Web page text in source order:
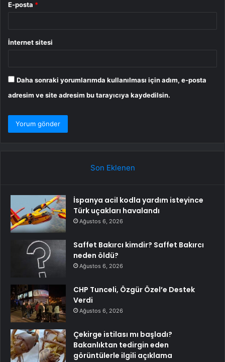
E-posta *
İnternet sitesi
Daha sonraki yorumlarımda kullanılması için adım, e-posta
adresim ve site adresim bu tarayıcıya kaydedilsin.
Son Eklenen
İspanya acil kodla yardım isteyince
Türk uçakları havalandı
Ağustos 6, 2026
Saffet Bakırcı kimdir? Saffet Bakırcı
neden öldü?
Ağustos 6, 2026
CHP Tunceli, Özgür Özel’e Destek
Verdi
Ağustos 6, 2026
Çekirge istilası mı başladı?
Bakanlıktan tedirgin eden
görüntülerle ilgili açıklama